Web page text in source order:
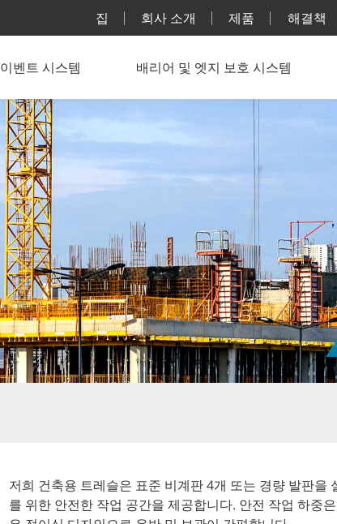
집 회사 소개 제품 해결책
이벤트 시스템 배리어 및 엣지 보호 시스템
저희 건축용 트레슬은 표준 비계판 4개 또는 경량 발판
를 위한 안전한 작업 공간을 제공합니다. 안전 작업 하중